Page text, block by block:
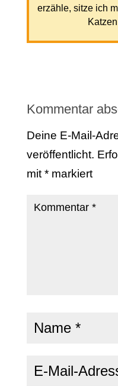
erzähle, sitze ich
Kommentar
Deine E-Mail-
veröffentlicht.
mit *markiert